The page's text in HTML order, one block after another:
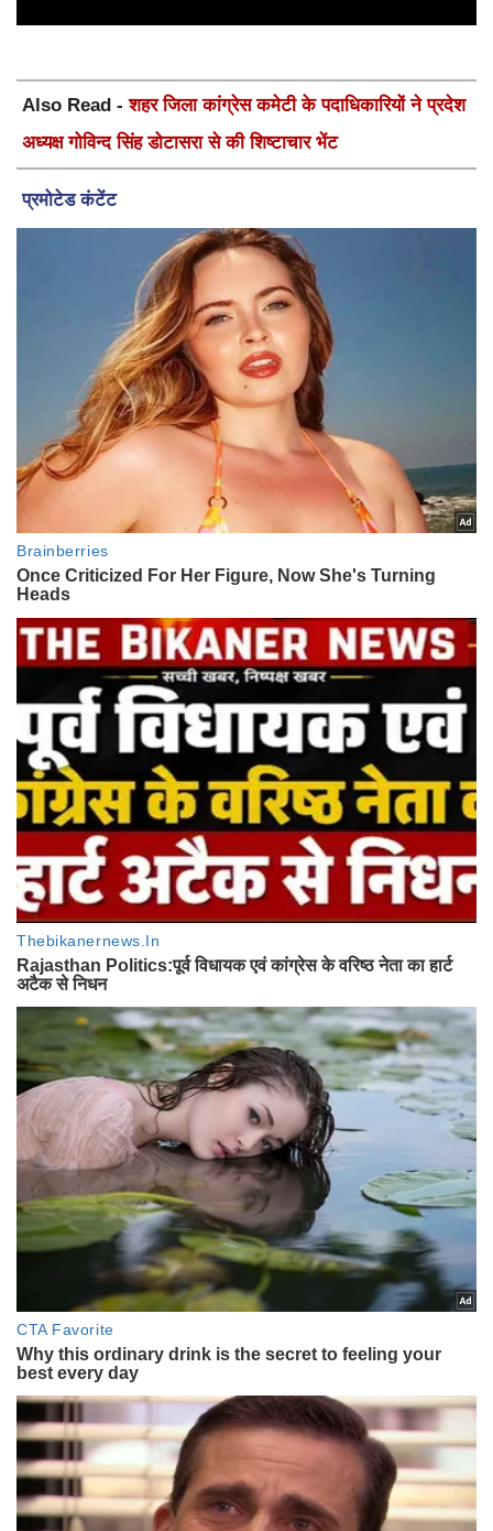
Also Read -शहर जिला कांग्रेस कमेटी के पदाधिकारियों ने प्रदेश
अध्यक्ष गोविन्द सिंह डोटासरा से की शिष्टाचार भेंट